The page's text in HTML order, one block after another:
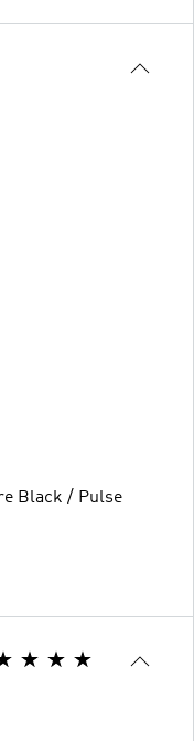
Black / Pulse